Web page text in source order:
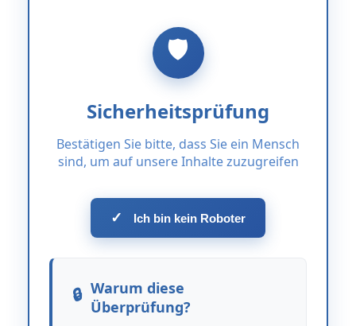
Sicherheitsprüfung
Bestätigen Sie bitte, dass Sie ein Mensch
sind, um auf unsere Inhalte zuzugreifen
✓ Ich bin kein Roboter
Warum diese
Überprüfung?